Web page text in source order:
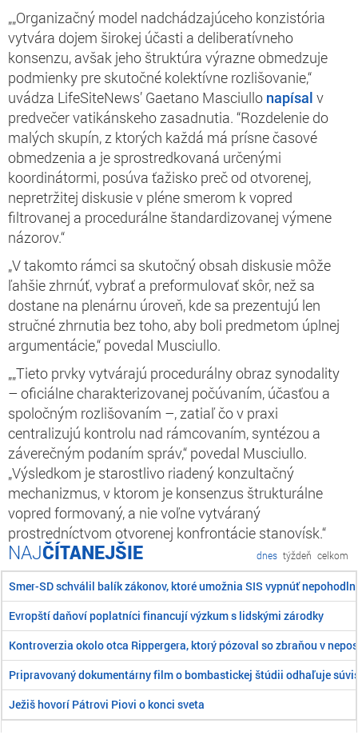
„„Organizačný model nadchádzajúceho konzistória
vytvára dojem širokej účasti a deliberatívneho
konsenzu, avšak jeho štruktúra výrazne obmedzuje
podmienky pre skutočné kolektívne rozlišovanie,“
uvádza LifeSiteNews’ Gaetano Masciullo napísal v
predvečer vatikánskeho zasadnutia. “Rozdelenie do
malých skupín, z ktorých každá má prísne časové
obmedzenia a je sprostredkovaná určenými
koordinátormi, posúva ťažisko preč od otvorenej,
nepretržitej diskusie v pléne smerom k vopred
filtrovanej a procedurálne štandardizovanej výmene
názorov.“
„V takomto rámci sa skutočný obsah diskusie môže
ľahšie zhrnúť, vybrať a preformulovať skôr, než sa
dostane na plenárnu úroveň, kde sa prezentujú len
stručné zhrnutia bez toho, aby boli predmetom úplnej
argumentácie,“ povedal Musciullo.
„„Tieto prvky vytvárajú procedurálny obraz synodality
– oficiálne charakterizovanej počúvaním, účasťou a
spoločným rozlišovaním –, zatiaľ čo v praxi
centralizujú kontrolu nad rámcovaním, syntézou a
záverečným podaním správ,“ povedal Musciullo.
„Výsledkom je starostlivo riadený konzultačný
mechanizmus, v ktorom je konsenzus štrukturálne
vopred formovaný, a nie voľne vytváraný
prostredníctvom otvorenej konfrontácie stanovísk.“
ČÍTANEJŠIE dnes týždeň celkom
Smer-SD schválil balík zákonov, ktoré umožnia SIS vypnúť
Evropští daňoví poplatníci financují výzkum s lidskými zárodky
Kontroverzia okolo otca Rippergera, ktorý pózoval so zbraňou v
Pripravovaný dokumentárny film o bombastickej štúdii odhaľuje
Ježiš hovorí Pátrovi Piovi o konci sveta